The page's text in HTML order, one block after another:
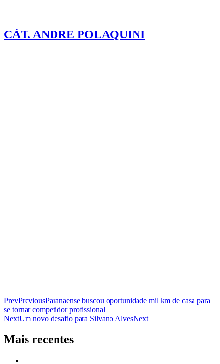
CÁT. ANDRE POLAQUINI
PrevPreviousParanaense buscou oportunidade mil km de casa para
se tornar competidor profissional
NextUm novo desafio para Silvano AlvesNext
Mais recentes